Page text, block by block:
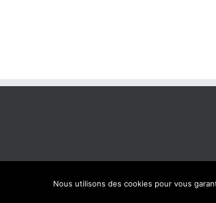
Nous utilisons des cookies pour vous